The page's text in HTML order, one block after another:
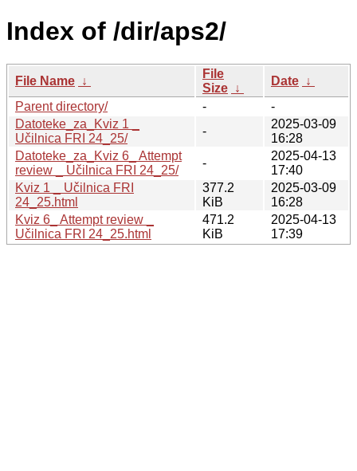
Index of /dir/aps2/
File Name ↓
File
Size ↓
Date ↓
Parent directory/
-
-
Datoteke_za_Kviz 1 _
Učilnica FRI 24_25/
-
2025-03-09
16:28
Datoteke_za_Kviz 6_ Attempt
review _ Učilnica FRI 24_25/
-
2025-04-13
17:40
Kviz 1 _ Učilnica FRI
24_25.html
377.2
KiB
2025-03-09
16:28
Kviz 6_ Attempt review _
Učilnica FRI 24_25.html
471.2
KiB
2025-04-13
17:39